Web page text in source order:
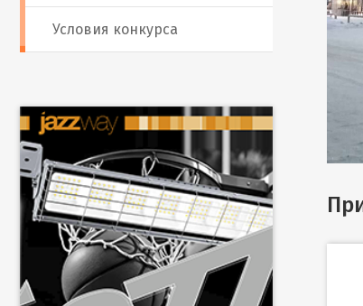
Условия конкурса